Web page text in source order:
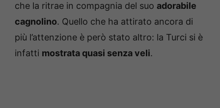
che la ritrae in compagnia del suo adorabile
cagnolino. Quello che ha attirato ancora di
più l’attenzione è però stato altro: la Turci si è
infatti mostrata quasi senza veli.